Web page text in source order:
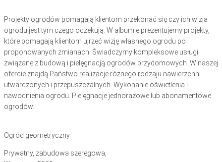
Projekty ogrodów pomagają klientom przekonać się czy ich wizja
ogrodu jest tym czego oczekują. W albumie prezentujemy projekty,
które pomagają klientom ujrzeć wizję własnego ogrodu po
proponowanych zmianach. Świadczymy kompleksowe usługi
związane z budową i pielęgnacją ogrodów przydomowych. W naszej
ofercie znajdą Państwo realizacje różnego rodzaju nawierzchni
utwardzonych i przepuszczalnych. Wykonanie oświetlenia i
nawodnienia ogrodu. Pielęgnacje jednorazowe lub abonamentowe
ogrodów.
Ogród geometryczny
Prywatny, zabudowa szeregowa,